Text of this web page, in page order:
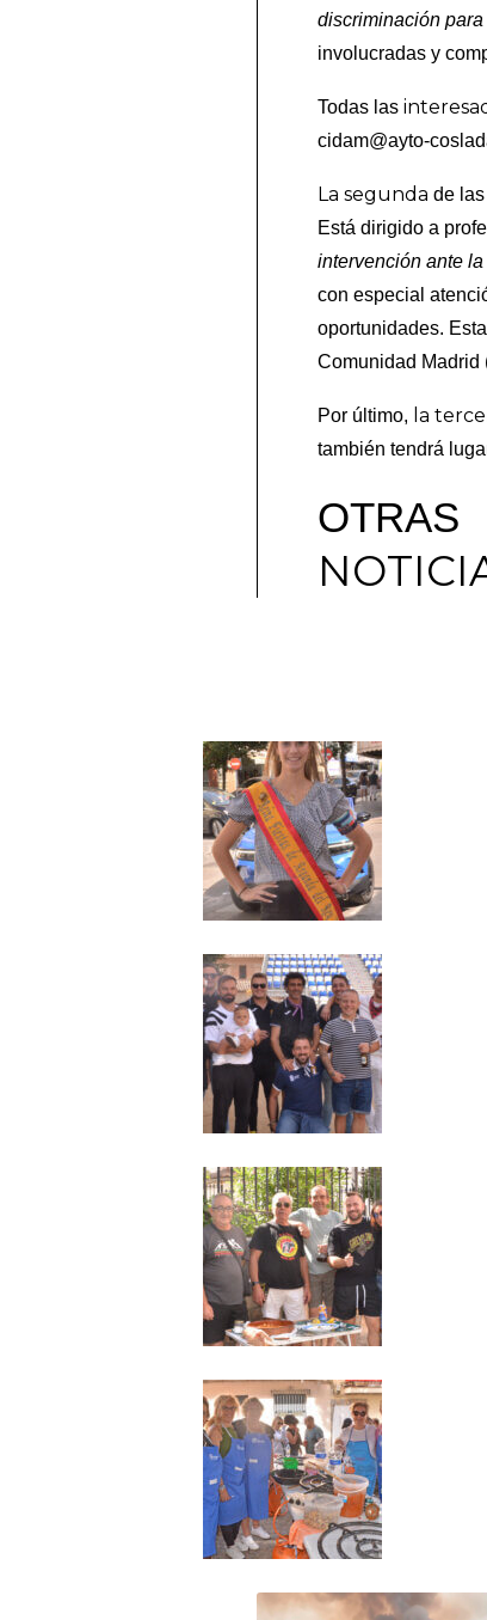
discriminación para
involucradas y
Todas las
cidam@ayto-
La segunda de
Está dirigido a
intervención ante
con especial
oportunidades.
Comunidad Madrid
Por último, la
también tendrá
OTRAS